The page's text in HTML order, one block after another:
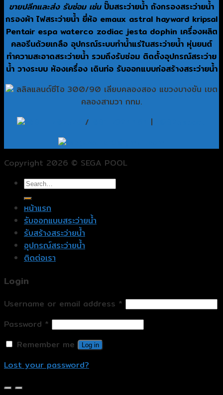
ขายปลีกและส่ง รับซ่อม เช่น ปั๊มสระว่ายน้ำ ถังกรองสระว่ายน้ำ
กรองผ้า ไฟสระว่ายน้ำ ยี่ห้อ emaux astral hayward kripsal
Pentair espa waterco zodiac jesta dophin เครื่องผลิต
คลอรีนด้วยเกลือ อุปกรณ์ระบบทำน้ำแร่ในสระว่ายน้ำ หุ่นยนต์
ทำความสะอาดสระว่ายน้ำ รวมถึงรับซ่อม ติดตั้งอุปกรณ์สระว่าย
น้ำ วางระบบ ห้องเครื่อง เดินท่อ รับออกแบบก่อสร้างสระว่ายน้ำ
ลลิลแลนด์ซีโอ 300/90 เลียบคลองสอง แขวงบางชัน เขต
คลองสามวา กทม.
/ |
Copyright 2026 © SEGA POOL
หน้าแรก
รับออกแบบสระว่ายน้ำ
รับสร้างสระว่ายน้ำ
อุปกรณ์สระว่ายน้ำ
ติดต่อเรา
Login
Username or email address *
Password *
Remember me
Log in
Lost your password?